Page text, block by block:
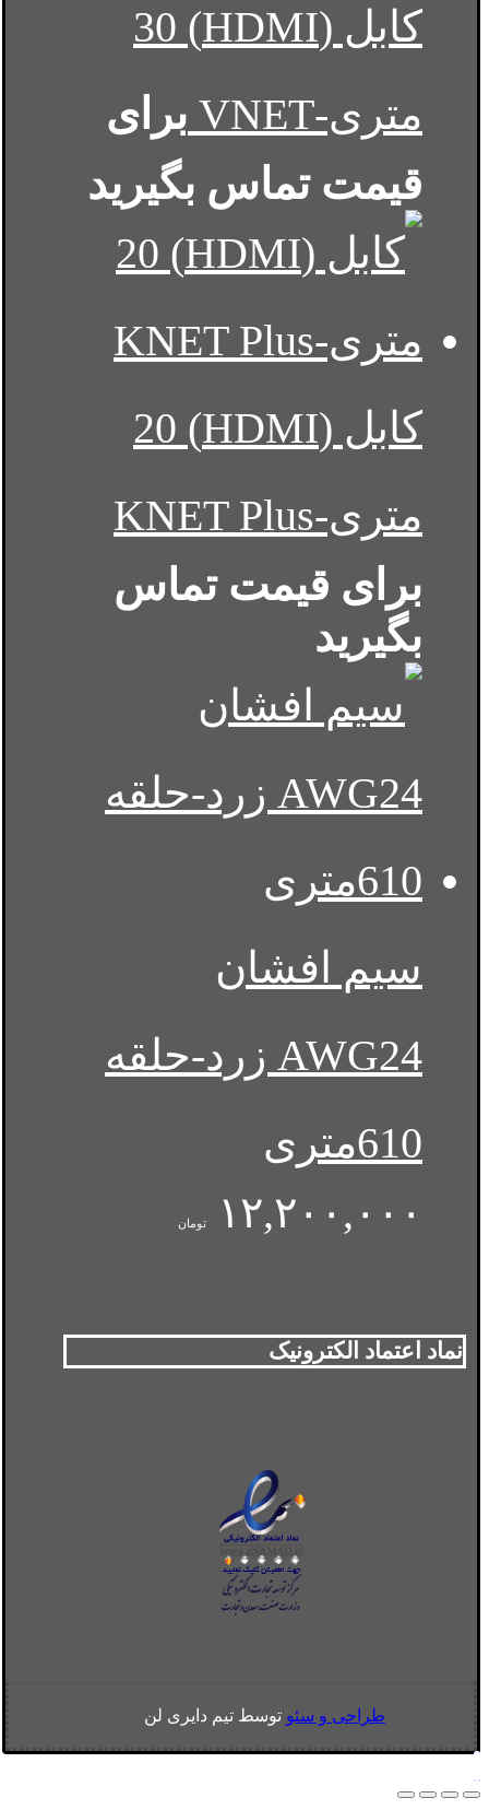
کابل (HDMI) 30
متری-VNET
برای
قیمت تماس بگیرید
کابل (HDMI) 20
متری-KNET Plus
برای قیمت تماس
بگیرید
سیم افشان
AWG24 زرد-حلقه
610متری
۱۲,۲۰۰,۰۰۰
تومان
نماد اعتماد الکترونیک
طراحی و سئو توسط تیم دایری لن